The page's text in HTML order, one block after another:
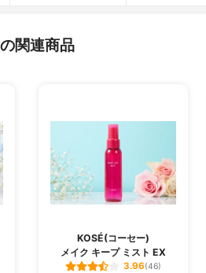
関連商品
KOSÉ(コーセー)
メイク キープ ミスト EX
3.96(46)